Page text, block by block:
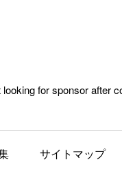
for sponsor after
サイトマップ